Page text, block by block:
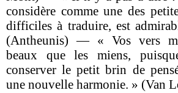
considère comme une des
difficiles à traduire, est
(Antheunis) — « Vos vers
beaux que les miens,
conserver le petit brin de
une nouvelle harmonie. » (Van